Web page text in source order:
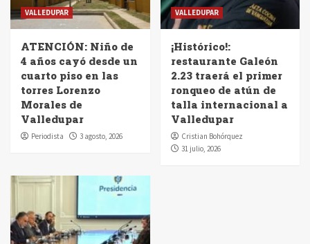
VALLEDUPAR
ATENCIÓN: Niño de
4 años cayó desde un
cuarto piso en las
torres Lorenzo
Morales de
Valledupar
Periodista 3 agosto, 2026
VALLEDUPAR
¡Histórico!:
restaurante Galeón
2.23 traerá el primer
ronqueo de atún de
talla internacional a
Valledupar
Cristian Bohórquez
31 julio, 2026